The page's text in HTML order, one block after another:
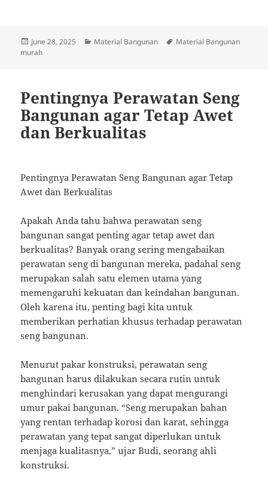
Posted
on
June 28, 2025 Categories
Material Bangunan Tags
Material Bangunan
murah
Pentingnya Perawatan Seng
Bangunan agar Tetap Awet
dan Berkualitas
Pentingnya Perawatan Seng Bangunan agar Tetap
Awet dan Berkualitas
Apakah Anda tahu bahwa perawatan seng
bangunan sangat penting agar tetap awet dan
berkualitas? Banyak orang sering mengabaikan
perawatan seng di bangunan mereka, padahal seng
merupakan salah satu elemen utama yang
memengaruhi kekuatan dan keindahan bangunan.
Oleh karena itu, penting bagi kita untuk
memberikan perhatian khusus terhadap perawatan
seng bangunan.
Menurut pakar konstruksi, perawatan seng
bangunan harus dilakukan secara rutin untuk
menghindari kerusakan yang dapat mengurangi
umur pakai bangunan. “Seng merupakan bahan
yang rentan terhadap korosi dan karat, sehingga
perawatan yang tepat sangat diperlukan untuk
menjaga kualitasnya,” ujar Budi, seorang ahli
konstruksi.